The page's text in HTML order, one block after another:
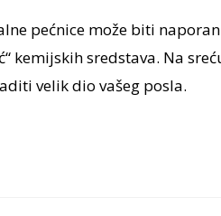
pećnice može biti
kemijskih sredstava. Na
velik dio vašeg posla.